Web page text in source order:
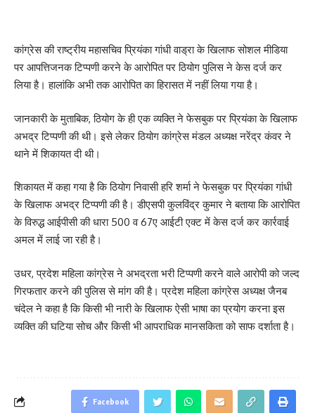
कांग्रेस की राष्ट्रीय महासचिव प्रियंका गांधी वाड्रा के खिलाफ सोशल मीडिया
पर आपत्तिजनक टिप्पणी करने के आरोपित पर ठियोग पुलिस ने केस दर्ज कर
लिया है। हालांकि अभी तक आरोपित का हिरासत में नहीं लिया गया है।
जानकारी के मुताबिक, ठियोग के ही एक व्यक्ति ने फेसबुक पर प्रियंका के खिलाफ
अभद्र टिप्पणी की थी। इसे लेकर ठियोग कांग्रेस मंडल अध्यक्ष नरेंद्र कंवर ने
थाने में शिकायत दी थी।
शिकायत में कहा गया है कि ठियोग निवासी हरि शर्मा ने फेसबुक पर प्रियंका गांधी
के खिलाफ अभद्र टिप्पणी की है। डीएसपी कुलविंद्र कुमार ने बताया कि आरोपित
के विरुद्ध आईपीसी की धारा 500 व 67ए आईटी एक्ट में केस दर्ज कर कार्रवाई
अमल में लाई जा रही है।
उधर, प्रदेश महिला कांग्रेस ने अभद्रता भरी टिप्पणी करने वाले आरोपी को जल्द
गिरफतार करने की पुलिस से मांग की है। प्रदेश महिला कांग्रेस अध्यक्ष जैनब
चंदेल ने कहा है कि किसी भी नारी के खिलाफ ऐसी भाषा का प्रयोग करना इस
व्यक्ति की घटिया सोच और किसी भी आपराधिक मानसकिता को साफ दर्शाता है।
Facebook